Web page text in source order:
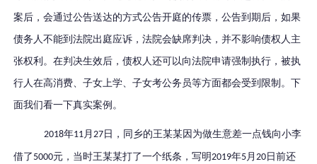
案后，会通过公告送达的方式公告开庭的传票，公告到期后，如果
债务人不能到法院出庭应诉，法院会缺席判决，并不影响债权人主
张权利。在判决生效后，债权人还可以向法院申请强制执行，被执
行人在高消费、子女上学、子女考公务员等方面都会受到限制。下
面我们看一下真实案例。
2018年11月27 日， 同乡的王某某因为做生意差一点钱向小李
借了 5000元，当时王某某打了一个纸条，写明2019年5月20 日前还